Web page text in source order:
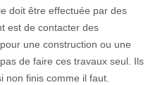
doit être effectuée par des
est de contacter des
une construction ou une
de faire ces travaux seul. Ils
non finis comme il faut.